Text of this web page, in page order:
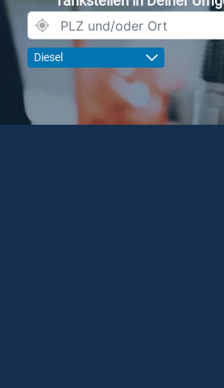
Diesel